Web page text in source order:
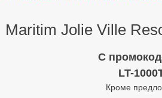
Maritim Jolie Ville
C
LT-
Кроме